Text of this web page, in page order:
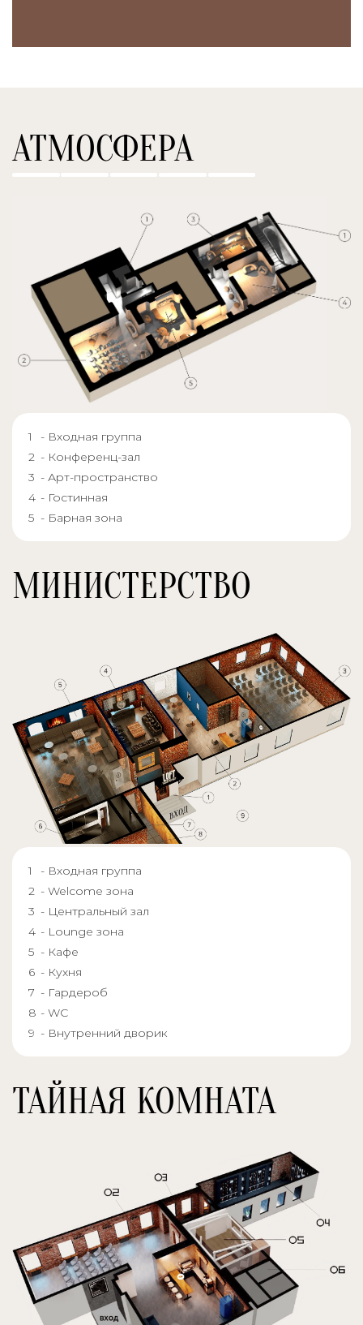
АТМОСФЕРА
- Входная группа
- Конференц-зал
- Арт-пространство
- Гостинная
- Барная зона
МИНИСТЕРСТВО
- Входная группа
- Welcome зона
- Центральный зал
- Lounge зона
- Кафе
- Кухня
- Гардероб
- WC
- Внутренний дворик
ТАЙНАЯ КОМНАТА